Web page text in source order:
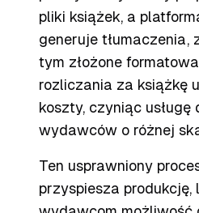
pliki książek, a
generuje tłumaczenia,
tym złożone
rozliczania za książkę
koszty, czyniąc usługę
wydawców o różnej
Ten usprawniony
przyspiesza